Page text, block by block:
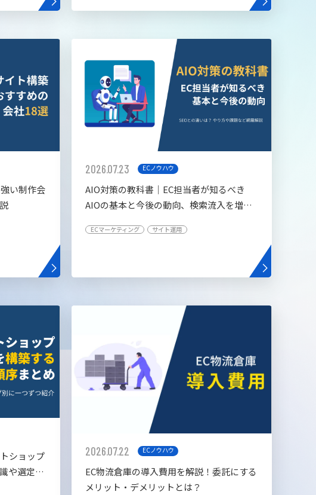
い制作会
2026.07.23 ECノウハウ
AIO対策の教科書│EC担当者が知るべき
AIOの基本と今後の動向、検索流入を増や
ECマーケティング サイト運用
ショップ
や選定基
2026.07.22 ECノウハウ
EC物流倉庫の導入費用を解説！委託にする
メリット・デメリットとは？